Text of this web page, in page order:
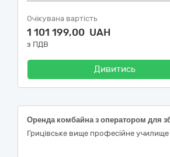
Очікувана вартість
1 101 199,00 UAH
з ПДВ
Дивитись
Грицівське вище професійне